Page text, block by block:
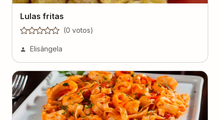
Lulas fritas
(0 votos)
Elisângela